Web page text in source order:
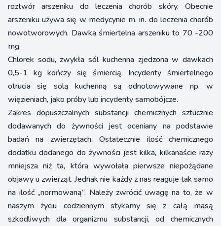
roztwór arszeniku do leczenia chorób skóry. Obecnie
arszeniku używa się w medycynie m. in. do leczenia chorób
nowotworowych. Dawka śmiertelna arszeniku to 70 -200
mg.
Chlorek sodu, zwykła sól kuchenna zjedzona w dawkach
0,5-1 kg kończy się śmiercią. Incydenty śmiertelnego
otrucia się solą kuchenną są odnotowywane np. w
więzieniach, jako próby lub incydenty samobójcze.
Zakres dopuszczalnych substancji chemicznych sztucznie
dodawanych do żywności jest oceniany na podstawie
badań na zwierzętach. Ostatecznie ilość chemicznego
dodatku dodanego do żywności jest kilka, kilkanaście razy
mniejsza niż ta, która wywołała pierwsze niepożądane
objawy u zwierząt. Jednak nie każdy z nas reaguje tak samo
na ilość „normowaną”. Należy zwrócić uwagę na to, że w
naszym życiu codziennym stykamy się z całą masą
szkodliwych dla organizmu substancji, od chemicznych